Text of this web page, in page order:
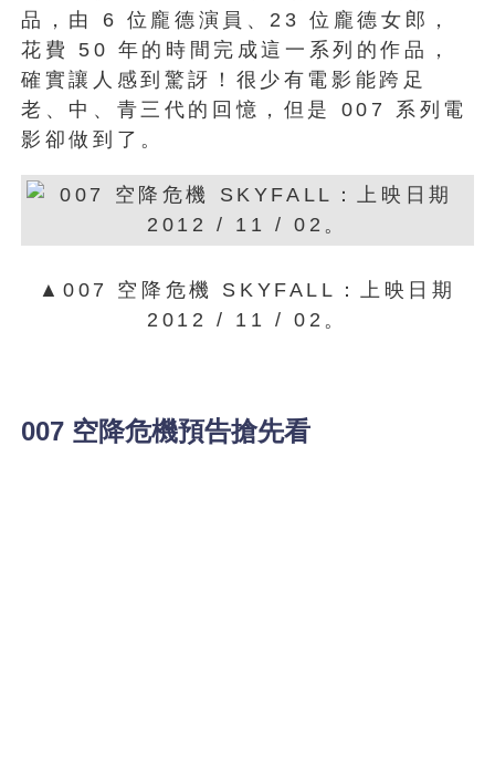
品，由 6 位龐德演員、23 位龐德女郎，
花費 50 年的時間完成這一系列的作品，
確實讓人感到驚訝！很少有電影能跨足
老、中、青三代的回憶，但是 007 系列電
影卻做到了。
▲007 空降危機 SKYFALL：上映日期
2012 / 11 / 02。
007 空降危機預告搶先看